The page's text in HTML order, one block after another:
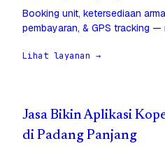
Booking unit, ketersediaan
pembayaran, & GPS tracking —
Lihat layanan →
Jasa Bikin Aplikasi
di Padang Panjang